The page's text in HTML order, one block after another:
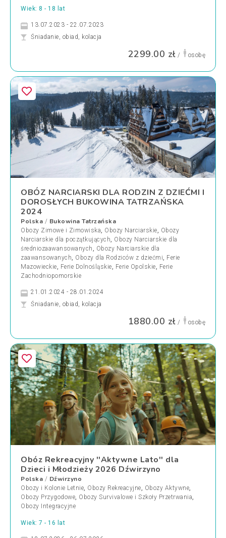
Wiek: 8 - 18 lat
13.07.2023 - 22.07.2023
Śniadanie, obiad, kolacja
2299.00 zł / osobę
OBÓZ NARCIARSKI DLA RODZIN Z DZIEĆMI I
DOROSŁYCH BUKOWINA TATRZAŃSKA
2024
Polska / Bukowina Tatrzańska
Obozy Zimowe i Zimowiska, Obozy Narciarskie, Obozy
Narciarskie dla początkujących, Obozy Narciarskie dla
średniozaawansowanych , Obozy Narciarskie dla
zaawansowanych, Obozy dla Rodziców z dziećmi, Ferie
Mazowieckie, Ferie Dolnośląskie, Ferie Opolskie, Ferie
Zachodniopomorskie
21.01.2024 - 28.01.2024
Śniadanie, obiad, kolacja
1880.00 zł / osobę
Obóz Rekreacyjny ''Aktywne Lato'' dla
Dzieci i Młodzieży 2026 Dźwirzyno
Polska / Dźwirzyno
Obozy i Kolonie Letnie, Obozy Rekreacyjne, Obozy Aktywne,
Obozy Przygodowe, Obozy Survivalowe i Szkoły Przetrwania,
Obozy Integracyjne
Wiek: 7 - 16 lat